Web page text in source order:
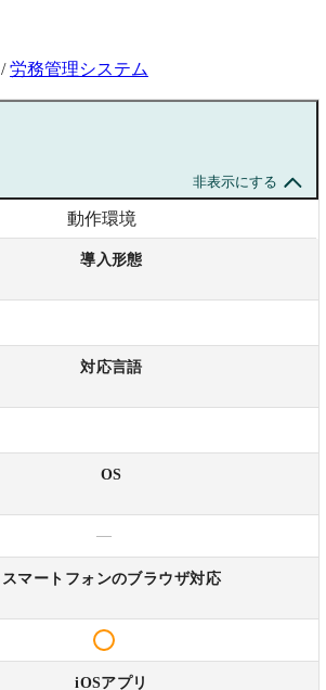
/労務管理システム
非表示にする
動作環境
導入形態
対応言語
OS
—
スマートフォンのブラウザ対応
iOSアプリ